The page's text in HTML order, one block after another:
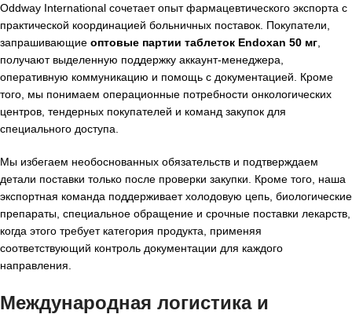
Oddway International сочетает опыт фармацевтического экспорта с
практической координацией больничных поставок. Покупатели,
запрашивающие оптовые партии таблеток Endoxan 50 мг
получают выделенную поддержку аккаунт-менеджера,
оперативную коммуникацию и помощь с документацией. Кроме
того, мы понимаем операционные потребности онкологических
центров, тендерных покупателей и команд закупок для
специального доступа.
Мы избегаем необоснованных обязательств и подтверждаем
детали поставки только после проверки закупки. Кроме того, наша
экспортная команда поддерживает холодовую цепь, биологические
препараты, специальное обращение и срочные поставки лекарств,
когда этого требует категория продукта, применяя
соответствующий контроль документации для каждого
направления.
Международная логистика и